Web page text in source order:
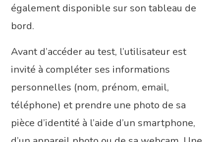
également disponible sur son tableau de
bord.
Avant d’accéder au test, l’utilisateur est
invité à compléter ses informations
personnelles (nom, prénom, email,
téléphone) et prendre une photo de sa
pièce d’identité à l’aide d’un smartphone,